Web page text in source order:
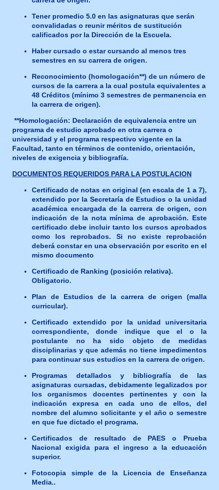
Tener promedio 5.0 en las asignaturas que serán
convalidadas o reunir méritos de sustitución
calificados por la Dirección de la Escuela.
Haber cursado o estar cursando al menos tres
semestres en su carrera de origen.
Reconocimiento (homologación**) de un número de
cursos de la carrera a la cual postula equivalentes a
48 Créditos (mínimo 3 semestres de permanencia en
la carrera de origen).
**Homologación: Declaración de equivalencia entre un
programa de estudio aprobado en otra carrera o
universidad y el programa respectivo vigente en la
Facultad, tanto en términos de contenido, orientación,
niveles de exigencia y bibliografía.
DOCUMENTOS REQUERIDOS PARA LA POSTULACION
Certificado de notas en original (en escala de 1 a 7),
extendido por la Secretaría de Estudios o la unidad
académica encargada de la carrera de origen, con
indicación de la nota mínima de aprobación. Este
certificado debe incluir tanto los cursos aprobados
como los reprobados. Si no existe reprobación
deberá constar en una observación por escrito en el
mismo documento
Certificado de Ranking (posición relativa).
Obligatorio.
Plan de Estudios de la carrera de origen (malla
curricular).
Certificado extendido por la unidad universitaria
correspondiente, donde indique que el o la
postulante no ha sido objeto de medidas
disciplinarias y que además no tiene impedimentos
para continuar sus estudios en la carrera de origen.
Programas detallados y bibliografía de las
asignaturas cursadas, debidamente legalizados por
los organismos docentes pertinentes y con la
indicación expresa en cada uno de ellos, del
nombre del alumno solicitante y el año o semestre
en que fue dictado el programa.
Certificados de resultado de PAES o Prueba
Nacional exigida para el ingreso a la educación
superior.
Fotocopia simple de la Licencia de Enseñanza
Media..